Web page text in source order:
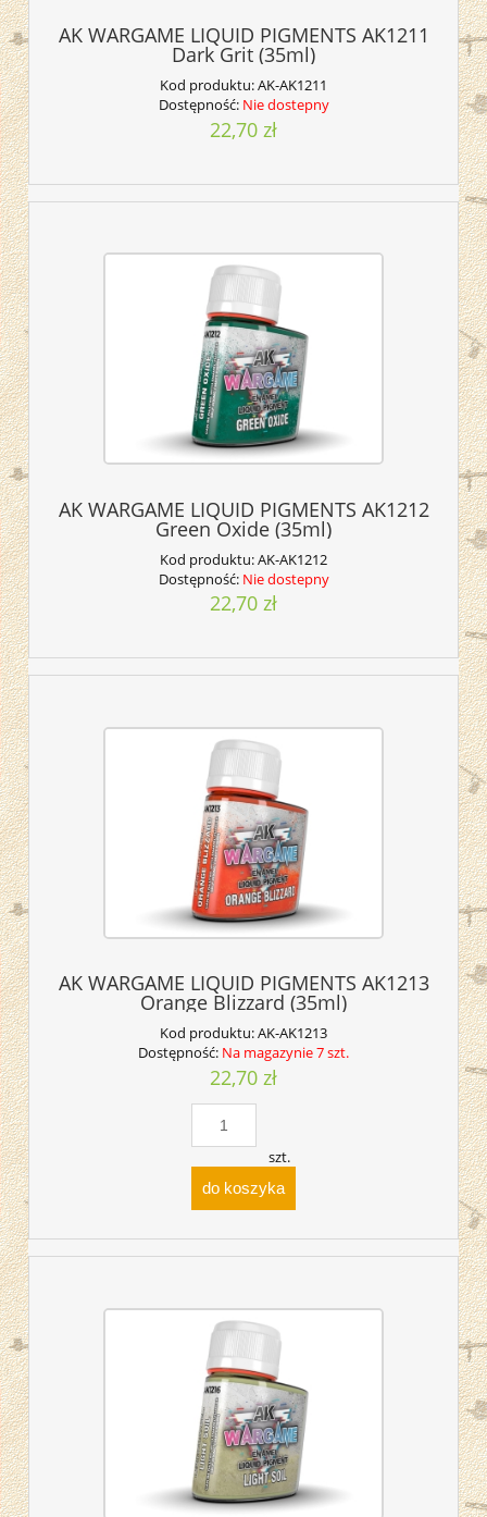
AK WARGAME LIQUID PIGMENTS AK1211
Dark Grit (35ml)
Kod produktu:AK-AK1211
Dostępność: Nie dostepny
22,70 zł
AK WARGAME LIQUID PIGMENTS AK1212
Green Oxide (35ml)
Kod produktu:AK-AK1212
Dostępność: Nie dostepny
22,70 zł
AK WARGAME LIQUID PIGMENTS AK1213
Orange Blizzard (35ml)
Kod produktu:AK-AK1213
Dostępność: Na magazynie 7 szt.
22,70 zł
szt.
do koszyka